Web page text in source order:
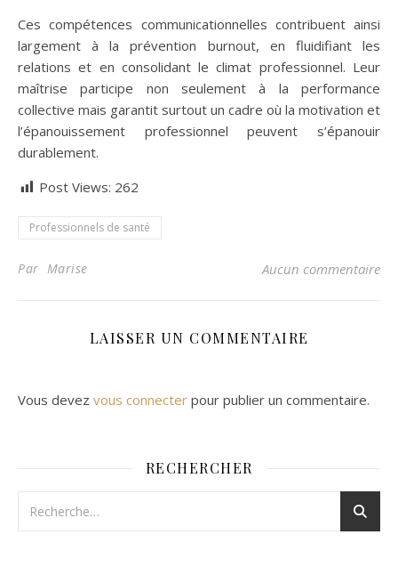
Ces compétences communicationnelles contribuent ainsi
largement à la prévention burnout, en fluidifiant les
relations et en consolidant le climat professionnel. Leur
maîtrise participe non seulement à la performance
collective mais garantit surtout un cadre où la motivation et
l’épanouissement professionnel peuvent s’épanouir
durablement.
Post Views: 262
Professionnels de santé
Par Marise Aucun commentaire
LAISSER UN COMMENTAIRE
Vous devez vous connecter pour publier un commentaire.
RECHERCHER